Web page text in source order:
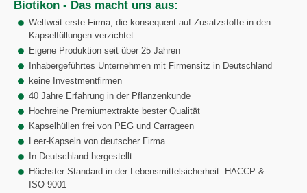
Biotikon - Das macht uns aus:
Weltweit erste Firma, die konsequent auf Zusatzstoffe in den
Kapselfüllungen verzichtet
Eigene Produktion seit über 25 Jahren
Inhabergeführtes Unternehmen mit Firmensitz in Deutschland
keine Investmentfirmen
40 Jahre Erfahrung in der Pflanzenkunde
Hochreine Premiumextrakte bester Qualität
Kapselhüllen frei von PEG und Carrageen
Leer-Kapseln von deutscher Firma
In Deutschland hergestellt
Höchster Standard in der Lebensmittelsicherheit: HACCP &
ISO 9001